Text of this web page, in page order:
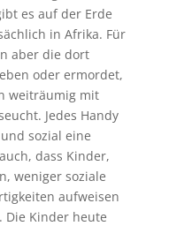
es auf der Erde
in Afrika. Für
aber die dort
oder ermordet,
weiträumig mit
Jedes Handy
sozial eine
dass Kinder,
weniger soziale
aufweisen
Die Kinder heute